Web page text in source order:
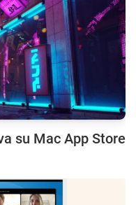
su Mac App Store